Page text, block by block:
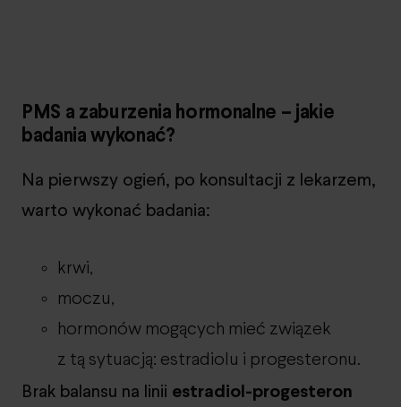
PMS a zaburzenia hormonalne – jakie
badania wykonać?
Na pierwszy ogień, po konsultacji z lekarzem,
warto wykonać badania:
krwi,
moczu,
hormonów mogących mieć związek
z tą sytuacją: estradiolu i progesteronu.
Brak balansu na linii estradiol-progesteron